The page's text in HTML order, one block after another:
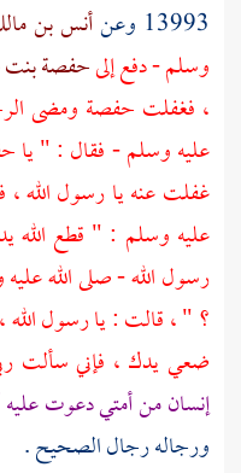
13993 وعن أنس بن
وسلم - دفع إلىحفصة
، فغفلت حفصة ومضى
عليه وسلم - فقال : " يا
غفلت عنه يا رسول الله
عليه وسلم : " قطع الله
رسول الله - صلى الله
؟ " ، قالت : يا رسول
ضعي يدك ، فإني سألت
إنسان من أمتي دعوت عليه
ورجاله رجال الصحيح .